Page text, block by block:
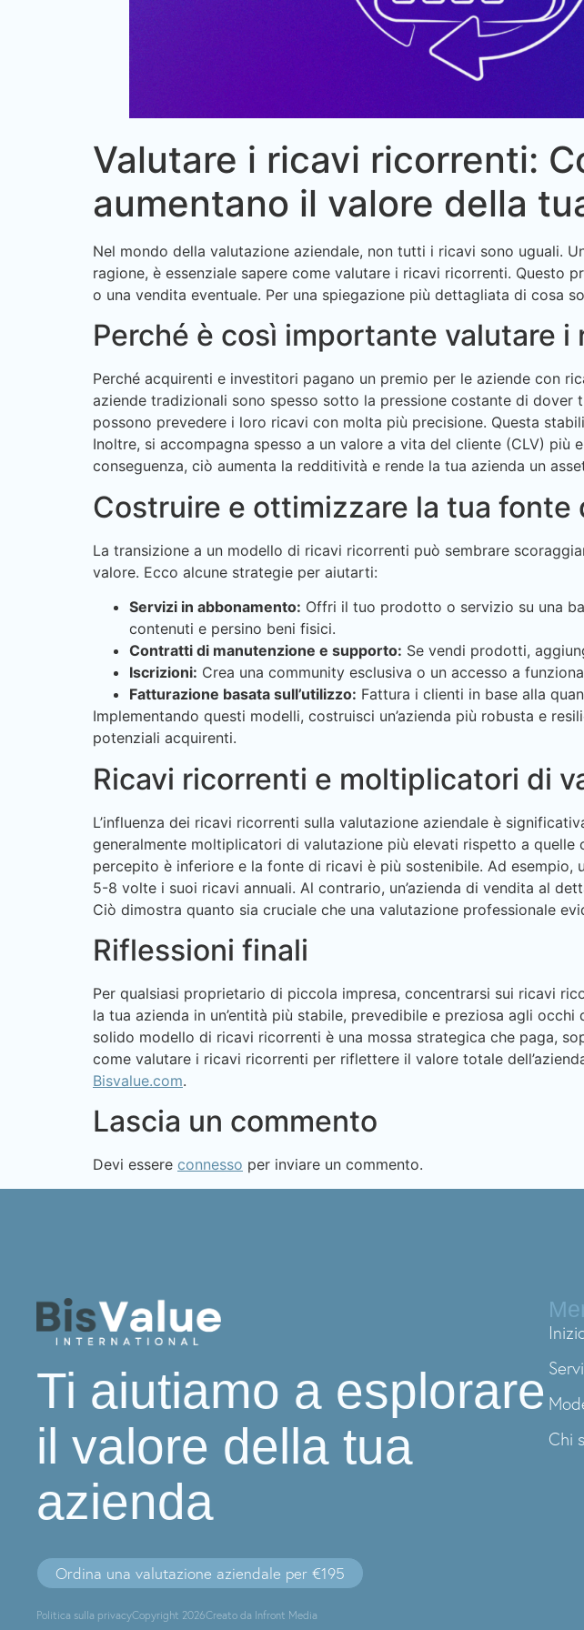
Valutare i ricavi ricorrenti:
aumentano il valore della
Nel mondo della valutazione aziendale, non tutti i ricavi sono uguali.
ragione, è essenziale sapere come valutare i ricavi ricorrenti. Questo
o una vendita eventuale. Per una spiegazione più dettagliata di cosa
Perché è così importante valutare i
Perché acquirenti e investitori pagano un premio per le aziende con
aziende tradizionali sono spesso sotto la pressione costante di
possono prevedere i loro ricavi con molta più precisione. Questa
Inoltre, si accompagna spesso a un valore a vita del cliente (CLV)
conseguenza, ciò aumenta la redditività e rende la tua azienda un
Costruire e ottimizzare la tua fonte
La transizione a un modello di ricavi ricorrenti può sembrare
valore. Ecco alcune strategie per aiutarti:
Servizi in abbonamento: Offri il tuo prodotto o servizio su una
contenuti e persino beni fisici.
Contratti di manutenzione e supporto: Se vendi prodotti,
Iscrizioni: Crea una community esclusiva o un accesso a
Fatturazione basata sull’utilizzo: Fattura i clienti in base alla
Implementando questi modelli, costruisci un’azienda più robusta e
potenziali acquirenti.
Ricavi ricorrenti e moltiplicatori di
L’influenza dei ricavi ricorrenti sulla valutazione aziendale è
generalmente moltiplicatori di valutazione più elevati rispetto a
percepito è inferiore e la fonte di ricavi è più sostenibile. Ad
5-8 volte i suoi ricavi annuali. Al contrario, un’azienda di vendita al
Ciò dimostra quanto sia cruciale che una valutazione professionale
Riflessioni finali
Per qualsiasi proprietario di piccola impresa, concentrarsi sui ricavi
la tua azienda in un’entità più stabile, prevedibile e preziosa agli
solido modello di ricavi ricorrenti è una mossa strategica che paga,
come valutare i ricavi ricorrenti per riflettere il valore totale
Bisvalue.com.
Lascia un commento
Devi essere connesso per inviare un commento.
Ti aiutiamo a esplorare
il valore della tua
azienda
Ordina una valutazione aziendale per €195
Politica sulla privacyCopyright 2026Creato da Infront Media
Chi